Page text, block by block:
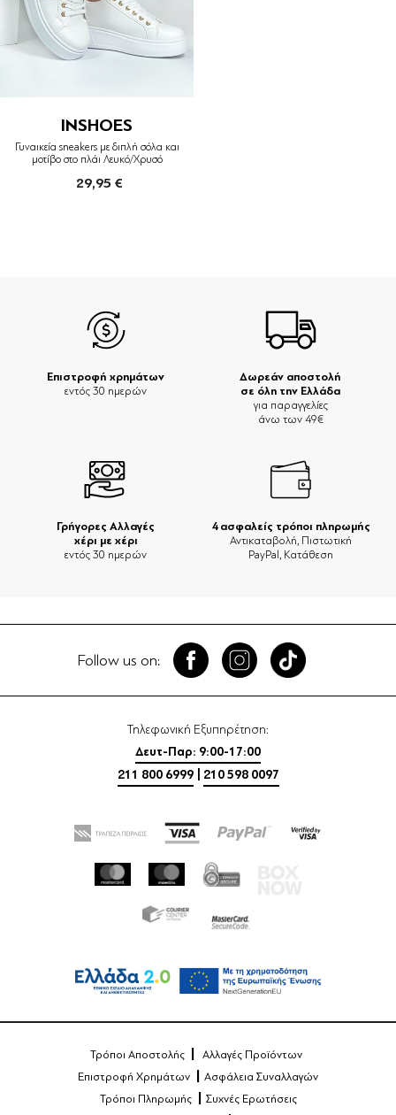
INSHOES
Γυναικεία sneakers με διπλή σόλα και
μοτίβο στο πλάι Λευκό/Χρυσό
29,95 €
Δωρεάν αποστολή
σε όλη την Ελλάδα
για παραγγελίες
άνω των 49€
Επιστροφή χρημάτων
εντός 30 ημερών
Γρήγορες Αλλαγές
χέρι με χέρι
εντός 30 ημερών
4 ασφαλείς τρόποι πληρωμής
Αντικαταβολή, Πιστωτική
PayPal, Κατάθεση
Follow us on:
Τηλεφωνική Εξυπηρέτηση:
Δευτ-Παρ: 9:00-17:00
211 800 6999
210 598 0097
Τρόποι Αποστολής
Αλλαγές Προϊόντων
Επιστροφή Χρημάτων
Ασφάλεια Συναλλαγών
Τρόποι Πληρωμής
Συχνές Ερωτήσεις